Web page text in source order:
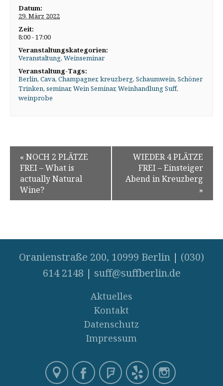
Datum:
29. März 2022
Zeit:
8:00 - 17:00
Veranstaltungskategorien:
Veranstaltung,Weinseminar
Veranstaltung-Tags:
Berlin,Cava,Champagner,kreuzberg,Schaumwein,Schöner
Trinken,seminar,Wein Seminar,Weinhandlung Suff,
weinprobe
« NOCH 2 PLÄTZE
FREI – What is
actually Natural
Wine?
WIEDER 4 PLÄTZE
FREI – Einsteiger
Abend in Kreuzberg
»
Oranienstraße 200, 10999 Berlin | (030)
614 2148 | suff@suffberlin.de
Aktuelles
Kontakt
Datenschutz
Impressum